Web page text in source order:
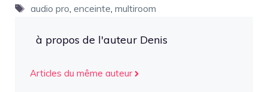
Étiquettes
audio pro, enceinte, multiroom
à propos de l'auteur Denis
Articles du même auteur